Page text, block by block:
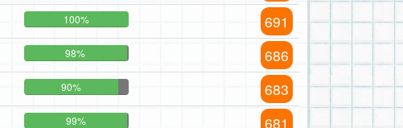
100% 691
98% 686
90% 683
99% 681